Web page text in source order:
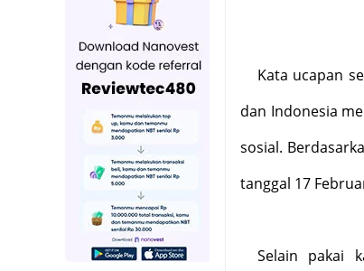
Kata ucapan
dan Indonesia
sosial.
tanggal 17
Selain pakai